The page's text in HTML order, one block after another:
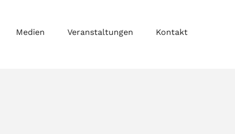
Medien Veranstaltungen Kontakt